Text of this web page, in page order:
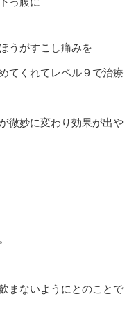
うがすこし痛みを
てくれてレベル９で治療
微妙に変わり効果が出や
まないようにとのことで